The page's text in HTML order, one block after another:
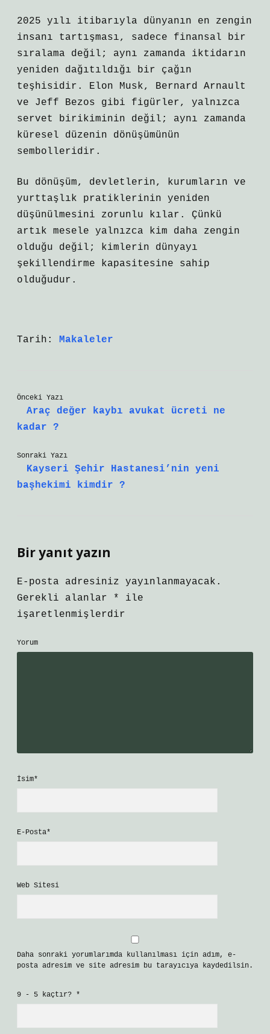
2025 yılı itibarıyla dünyanın en zengin
insanı tartışması, sadece finansal bir
sıralama değil; aynı zamanda iktidarın
yeniden dağıtıldığı bir çağın
teşhisidir. Elon Musk, Bernard Arnault
ve Jeff Bezos gibi figürler, yalnızca
servet birikiminin değil; aynı zamanda
küresel düzenin dönüşümünün
sembolleridir.
Bu dönüşüm, devletlerin, kurumların ve
yurttaşlık pratiklerinin yeniden
düşünülmesini zorunlu kılar. Çünkü
artık mesele yalnızca kim daha zengin
olduğu değil; kimlerin dünyayı
şekillendirme kapasitesine sahip
olduğudur.
Tarih: Makaleler
Önceki Yazı
Araç değer kaybı avukat ücreti ne
kadar ?
Sonraki Yazı
Kayseri Şehir Hastanesi’nin yeni
başhekimi kimdir ?
Bir yanıt yazın
E-posta adresiniz yayınlanmayacak.
Gerekli alanlar
*
ile
işaretlenmişlerdir
Yorum
İsim*
E-Posta*
Web Sitesi
Daha sonraki yorumlarımda kullanılması için adım, e-
posta adresim ve site adresim bu tarayıcıya kaydedilsin.
9 - 5 kaçtır? *